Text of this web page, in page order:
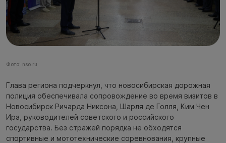
Фото: nso.ru
Глава региона подчеркнул, что новосибирская дорожная
полиция обеспечивала сопровождение во время визитов в
Новосибирск Ричарда Никсона, Шарля де Голля, Ким Чен
Ира, руководителей советского и российского
государства. Без стражей порядка не обходятся
спортивные и мототехнические соревнования, крупные